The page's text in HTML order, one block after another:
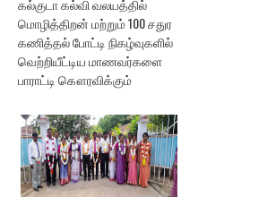
கல்குடா கல்வி வலயத்தில்
மொழித்திறன் மற்றும் 100 சதுர
கணித்தல் போட்டி நிகழ்வுகளில்
வெற்றியீட்டிய மாணவர்களை
பாராட்டி கௌரவிக்கும்